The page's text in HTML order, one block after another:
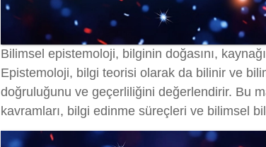
Bilimsel epistemoloji, bilginin doğasını,
Epistemoloji, bilgi teorisi olarak da bilinir ve
doğruluğunu ve geçerliliğini değerlendirir. Bu
kavramları, bilgi edinme süreçleri ve bilimsel